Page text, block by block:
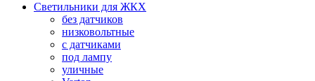
Светильники для ЖКХ
без датчиков
низковольтные
с датчиками
под лампу
уличные